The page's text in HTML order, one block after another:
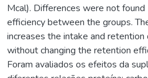
Mcal). Differences were not
efficiency between the groups.
increases the intake and
without changing the retention
Foram avaliados os efeitos da